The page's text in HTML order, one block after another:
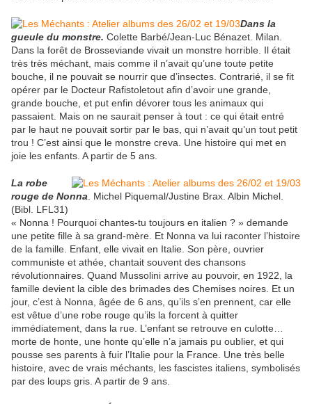
Dans la
gueule du monstre. Colette Barbé/Jean-Luc Bénazet. Milan.
Dans la forêt de Brosseviande vivait un monstre horrible. Il était
très très méchant, mais comme il n’avait qu’une toute petite
bouche, il ne pouvait se nourrir que d’insectes. Contrarié, il se fit
opérer par le Docteur Rafistoletout afin d’avoir une grande,
grande bouche, et put enfin dévorer tous les animaux qui
passaient. Mais on ne saurait penser à tout : ce qui était entré
par le haut ne pouvait sortir par le bas, qui n’avait qu’un tout petit
trou ! C’est ainsi que le monstre creva. Une histoire qui met en
joie les enfants. A partir de 5 ans.
La robe
rouge de Nonna . Michel Piquemal/Justine Brax. Albin Michel.
(Bibl. LFL31)
« Nonna ! Pourquoi chantes-tu toujours en italien ? » demande
une petite fille à sa grand-mère. Et Nonna va lui raconter l’histoire
de la famille. Enfant, elle vivait en Italie. Son père, ouvrier
communiste et athée, chantait souvent des chansons
révolutionnaires. Quand Mussolini arrive au pouvoir, en 1922, la
famille devient la cible des brimades des Chemises noires. Et un
jour, c’est à Nonna, âgée de 6 ans, qu’ils s’en prennent, car elle
est vêtue d’une robe rouge qu’ils la forcent à quitter
immédiatement, dans la rue. L’enfant se retrouve en culotte…
morte de honte, une honte qu’elle n’a jamais pu oublier, et qui
pousse ses parents à fuir l’Italie pour la France. Une très belle
histoire, avec de vrais méchants, les fascistes italiens, symbolisés
par des loups gris. A partir de 9 ans.